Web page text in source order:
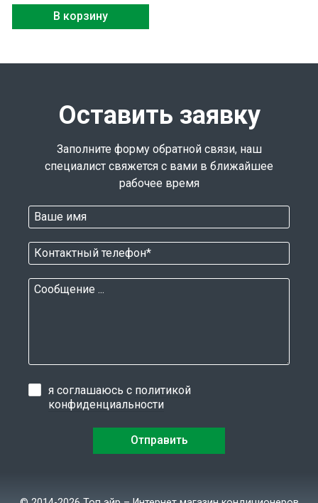
В корзину
Оставить заявку
Заполните форму обратной связи, наш
специалист свяжется с вами в ближайшее
рабочее время
я соглашаюсь с политикой
конфиденциальности